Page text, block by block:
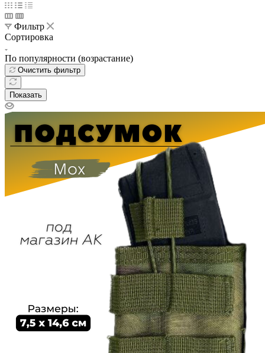
Фильтр
Сортировка
По популярности (возрастание)
Очистить фильтр
Показать